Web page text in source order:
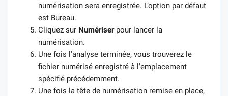
numérisation sera enregistrée. L’option par défaut
est Bureau.
Cliquez sur Numériserpour lancer la
numérisation.
Une fois l’analyse terminée, vous trouverez le
fichier numérisé enregistré à l'emplacement
spécifié précédemment.
Une fois la tête de numérisation remise en place,